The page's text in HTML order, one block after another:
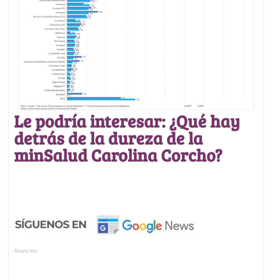
Le podría interesar: ¿Qué hay
detrás de la dureza de la
minSalud Carolina Corcho?
Anuncios.